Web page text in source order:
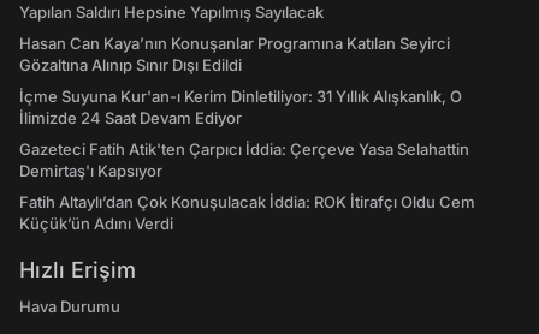
Yapılan Saldırı Hepsine Yapılmış Sayılacak
Hasan Can Kaya’nın Konuşanlar Programına Katılan Seyirci
Gözaltına Alınıp Sınır Dışı Edildi
İçme Suyuna Kur'an-ı Kerim Dinletiliyor: 31 Yıllık Alışkanlık, O
İlimizde 24 Saat Devam Ediyor
Gazeteci Fatih Atik'ten Çarpıcı İddia: Çerçeve Yasa Selahattin
Demirtaş'ı Kapsıyor
Fatih Altaylı’dan Çok Konuşulacak İddia: ROK İtirafçı Oldu Cem
Küçük’ün Adını Verdi
Hızlı Erişim
Hava Durumu